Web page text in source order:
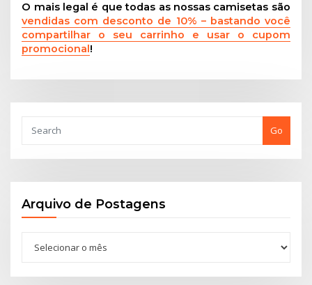
O mais legal é que todas as nossas camisetas são
vendidas com desconto de 10% – bastando você
compartilhar o seu carrinho e usar o cupom
promocional!
Go
Arquivo de Postagens